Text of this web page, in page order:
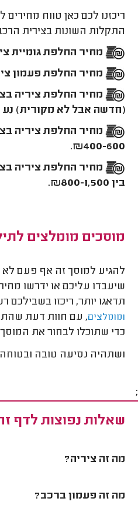
ריכזנו לכם כאן טווח מחירים
התקלות השונות בצירית
מחיר החלפת גומיית
מחיר החלפת פעמון
מחיר החלפת ציריה
(חדשה אבל לא מקורית) נע בין
מחיר החלפת ציריה
₪400-600.
מחיר החלפת ציריה
בין ₪800-1,500.
מוסכים מומלצים
להגיע למוסך זה אף פעם לא
שיעבדו עליכם או ידרשו
תדאגו יותר, ריכזו בשבילכם
ומומלצים, עם חוות דעת
כדי שתוכלו לבחור את
ושתהיה נסיעה טובה
;
שאלות נפוצות לדף
מה זה ציריה?
מה זה פעמון ברכב?